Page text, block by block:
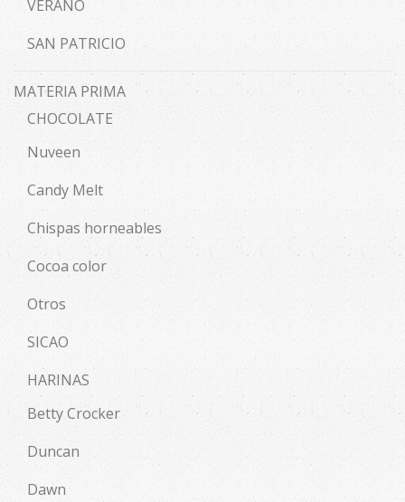
VERANO
SAN PATRICIO
MATERIA PRIMA
CHOCOLATE
Nuveen
Candy Melt
Chispas horneables
Cocoa color
Otros
SICAO
HARINAS
Betty Crocker
Duncan
Dawn